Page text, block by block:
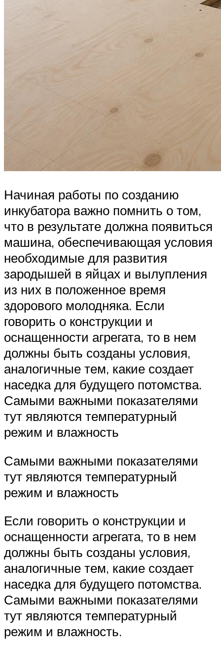
Начиная работы по созданию
инкубатора важно помнить о том,
что в результате должна появиться
машина, обеспечивающая условия
необходимые для развития
зародышей в яйцах и вылупления
из них в положенное время
здорового молодняка. Если
говорить о конструкции и
оснащенности агрегата, то в нем
должны быть созданы условия,
аналогичные тем, какие создает
наседка для будущего потомства.
Самыми важными показателями
тут являются температурный
режим и влажность
Самыми важными показателями
тут являются температурный
режим и влажность
Если говорить о конструкции и
оснащенности агрегата, то в нем
должны быть созданы условия,
аналогичные тем, какие создает
наседка для будущего потомства.
Самыми важными показателями
тут являются температурный
режим и влажность.